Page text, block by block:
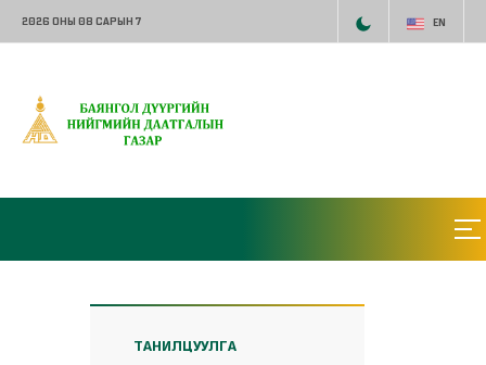
2026 ОНЫ 08 САРЫН 7 EN
ТАНИЛЦУУЛГА